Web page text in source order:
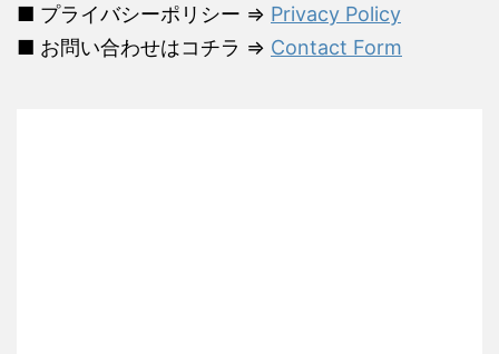
■ プライバシーポリシー ⇒ Privacy Policy
■ お問い合わせはコチラ ⇒ Contact Form